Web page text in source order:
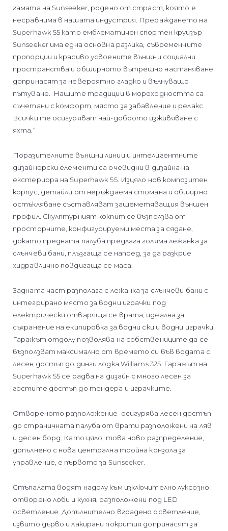
гамата на Sunseeker, родено от страст, която е
несравнима в нашата индустрия. Прераждането на
Superhawk 55 като емблематичен спортен круизър
Sunseeker има една основна разлика, съвременните
пропорции и красиво усвоените външни социални
пространства и обширното вътрешно настаняване
допринасят за невероятно гладко и вълнуващо
пътуване. Нашите традиции в мореходността са
съчетани с комфорт, място за забавление и релакс.
Всички те осигуряват най-доброто изживяване с
яхта.“
Поразителните външни линии и интелигентните
дизайнерски елементи са очевидни в дизайна на
екстериора на Superhawk 55. Изцяло нов композитен
корпус, детайли от неръждаема стомана и обширно
остъкляване съставляват зашеметяващия външен
профил. Скулптурният кокпит се възползва от
просторните, конфигурируеми места за сядане,
докато предната палуба предлага голяма лежанка за
слънчеви бани, плъзгаща се напред, за да разкрие
хидравлично повдигаща се маса.
Задната част разполага с лежанка за слънчеви бани с
интегрирано място за водни играчки под
електрически отваряща се врата, идеална за
съхранение на екипировка за водни ски и водни играчки.
Гаражът отдолу позволява на собствениците да се
възползват максимално от времето си във водата с
лесен достъп до динги лодка Williams 325. Гаражът на
Superhawk 55 се радва на дизайн с много лесен за
гостите достъп до тендера и играчките.
Отвореното разположение осигурява лесен достъп
до страничната палуба от врати разположени на ляв
и десен борд. Като цяло, това ново разпределение,
допълнено с нова централна тройна конзола за
управление, е първото за Sunseeker.
Стъпалата водят надолу към изключително луксозно
отворено лоби и кухня, разположени под LED
осветление. Допълнително вградено осветление,
извито дърво и лакирани покрития допринасят за